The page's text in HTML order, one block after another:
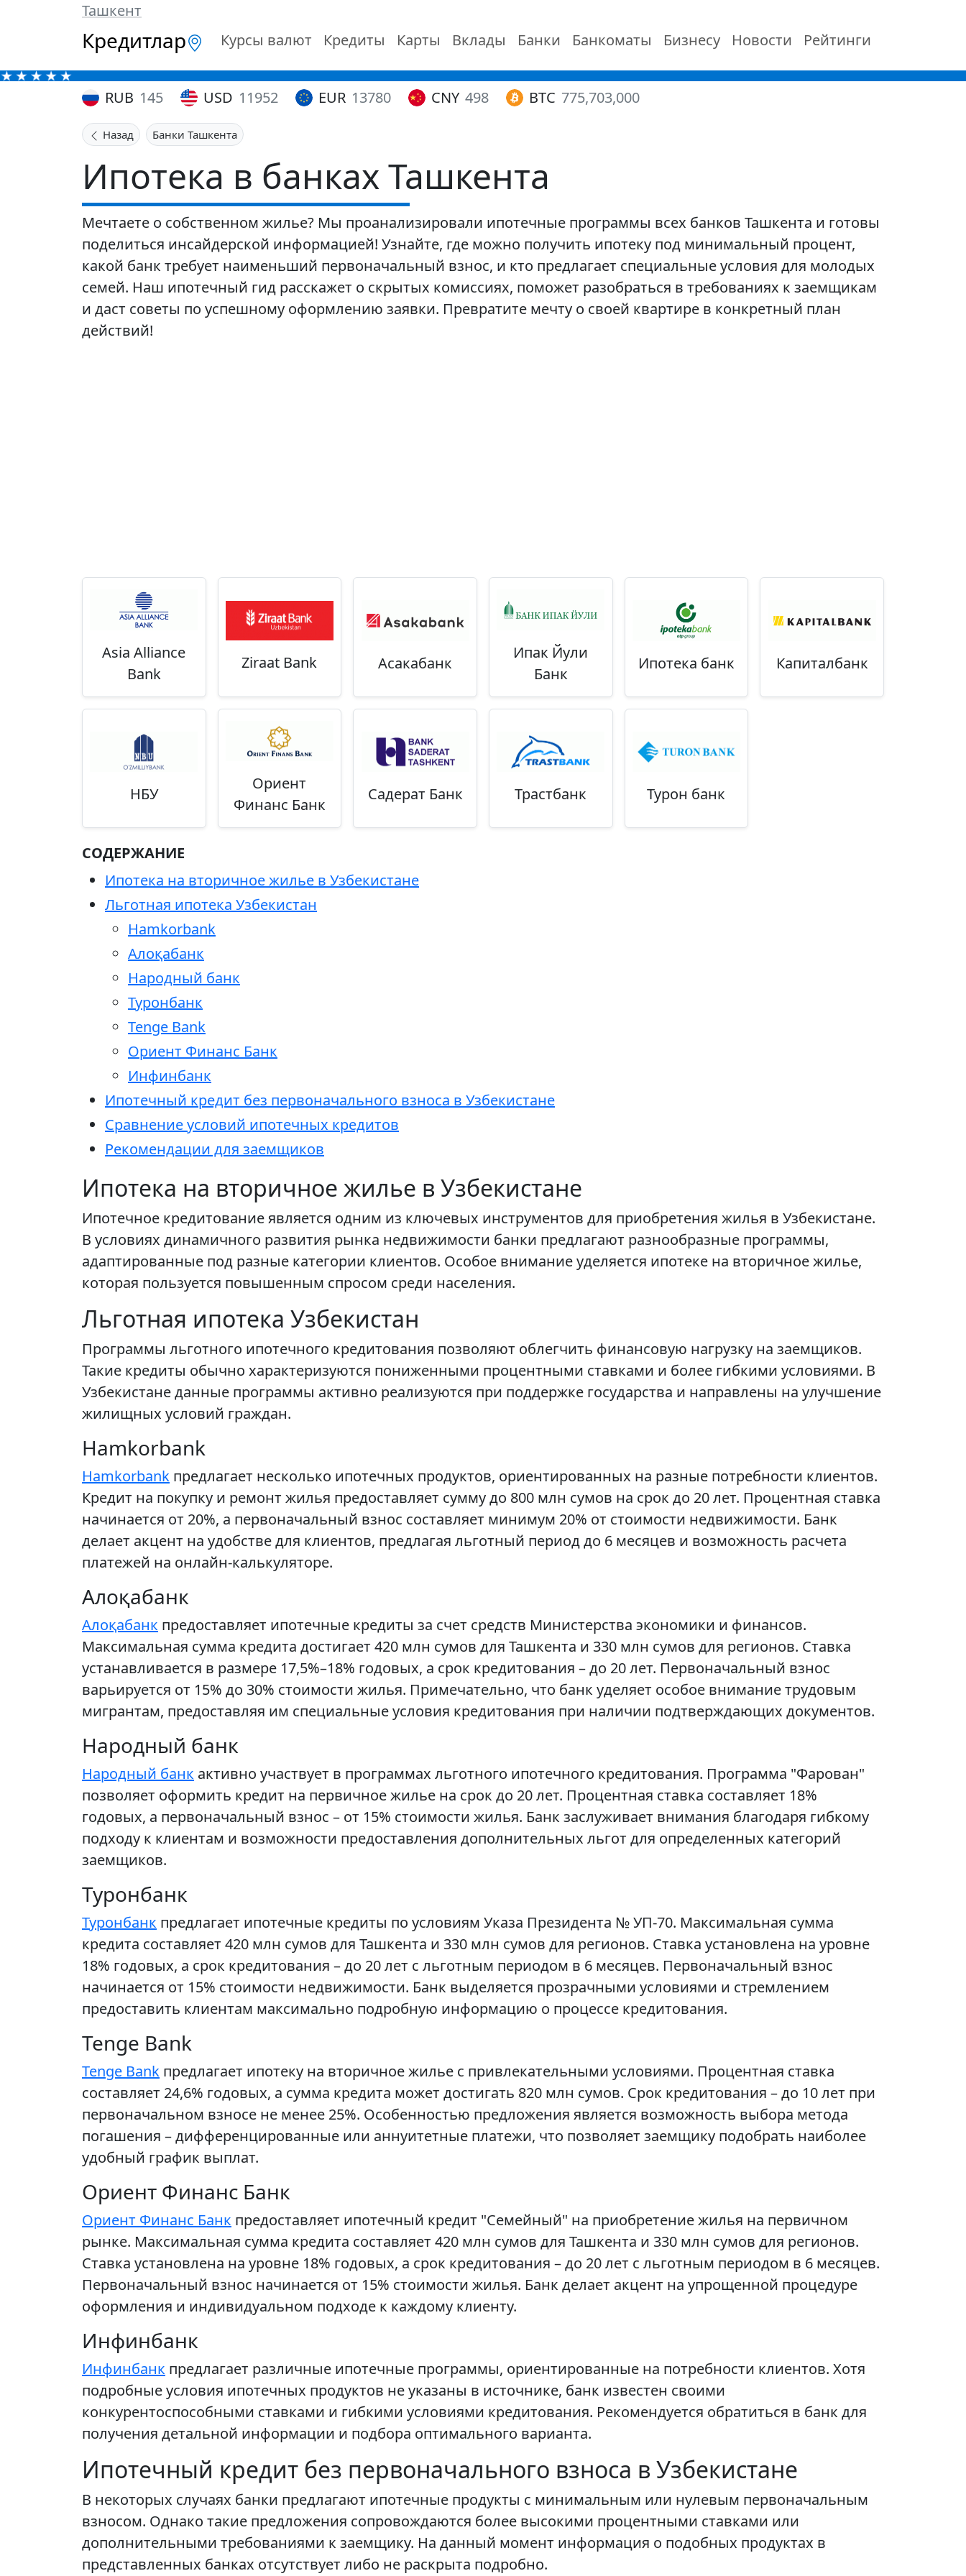
Ташкент
Кредитлар Курсы валют Кредиты Карты Вклады Банки Банкоматы Бизнесу Новости Рейтинги
RUB 145 USD 11952 EUR 13780 CNY 498 BTC 775,703,000
Назад Банки Ташкента
Ипотека в банках Ташкента
Мечтаете о собственном жилье? Мы проанализировали ипотечные программы всех банков Ташкента и готовы
поделиться инсайдерской информацией! Узнайте, где можно получить ипотеку под минимальный процент,
какой банк требует наименьший первоначальный взнос, и кто предлагает специальные условия для молодых
семей. Наш ипотечный гид расскажет о скрытых комиссиях, поможет разобраться в требованиях к заемщикам
и даст советы по успешному оформлению заявки. Превратите мечту о своей квартире в конкретный план
действий!
Asia Alliance
Bank
Ziraat Bank Асакабанк
Ипак Йули
Банк
Ипотека банк Капиталбанк
НБУ
Ориент
Финанс Банк
Садерат Банк Трастбанк Турон банк
СОДЕРЖАНИЕ
Ипотека на вторичное жилье в Узбекистане
Льготная ипотека Узбекистан
Hamkorbank
Алоқабанк
Народный банк
Туронбанк
Tenge Bank
Ориент Финанс Банк
Инфинбанк
Ипотечный кредит без первоначального взноса в Узбекистане
Сравнение условий ипотечных кредитов
Рекомендации для заемщиков
Ипотека на вторичное жилье в Узбекистане
Ипотечное кредитование является одним из ключевых инструментов для приобретения жилья в Узбекистане.
В условиях динамичного развития рынка недвижимости банки предлагают разнообразные программы,
адаптированные под разные категории клиентов. Особое внимание уделяется ипотеке на вторичное жилье,
которая пользуется повышенным спросом среди населения.
Льготная ипотека Узбекистан
Программы льготного ипотечного кредитования позволяют облегчить финансовую нагрузку на заемщиков.
Такие кредиты обычно характеризуются пониженными процентными ставками и более гибкими условиями. В
Узбекистане данные программы активно реализуются при поддержке государства и направлены на улучшение
жилищных условий граждан.
Hamkorbank
Hamkorbank предлагает несколько ипотечных продуктов, ориентированных на разные потребности клиентов.
Кредит на покупку и ремонт жилья предоставляет сумму до 800 млн сумов на срок до 20 лет. Процентная ставка
начинается от 20%, а первоначальный взнос составляет минимум 20% от стоимости недвижимости. Банк
делает акцент на удобстве для клиентов, предлагая льготный период до 6 месяцев и возможность расчета
платежей на онлайн-калькуляторе.
Алоқабанк
Алоқабанк предоставляет ипотечные кредиты за счет средств Министерства экономики и финансов.
Максимальная сумма кредита достигает 420 млн сумов для Ташкента и 330 млн сумов для регионов. Ставка
устанавливается в размере 17,5%–18% годовых, а срок кредитования – до 20 лет. Первоначальный взнос
варьируется от 15% до 30% стоимости жилья. Примечательно, что банк уделяет особое внимание трудовым
мигрантам, предоставляя им специальные условия кредитования при наличии подтверждающих документов.
Народный банк
Народный банк активно участвует в программах льготного ипотечного кредитования. Программа "Фарован"
позволяет оформить кредит на первичное жилье на срок до 20 лет. Процентная ставка составляет 18%
годовых, а первоначальный взнос – от 15% стоимости жилья. Банк заслуживает внимания благодаря гибкому
подходу к клиентам и возможности предоставления дополнительных льгот для определенных категорий
заемщиков.
Туронбанк
Туронбанк предлагает ипотечные кредиты по условиям Указа Президента № УП-70. Максимальная сумма
кредита составляет 420 млн сумов для Ташкента и 330 млн сумов для регионов. Ставка установлена на уровне
18% годовых, а срок кредитования – до 20 лет с льготным периодом в 6 месяцев. Первоначальный взнос
начинается от 15% стоимости недвижимости. Банк выделяется прозрачными условиями и стремлением
предоставить клиентам максимально подробную информацию о процессе кредитования.
Tenge Bank
Tenge Bank предлагает ипотеку на вторичное жилье с привлекательными условиями. Процентная ставка
составляет 24,6% годовых, а сумма кредита может достигать 820 млн сумов. Срок кредитования – до 10 лет при
первоначальном взносе не менее 25%. Особенностью предложения является возможность выбора метода
погашения – дифференцированные или аннуитетные платежи, что позволяет заемщику подобрать наиболее
удобный график выплат.
Ориент Финанс Банк
Ориент Финанс Банк предоставляет ипотечный кредит "Семейный" на приобретение жилья на первичном
рынке. Максимальная сумма кредита составляет 420 млн сумов для Ташкента и 330 млн сумов для регионов.
Ставка установлена на уровне 18% годовых, а срок кредитования – до 20 лет с льготным периодом в 6 месяцев.
Первоначальный взнос начинается от 15% стоимости жилья. Банк делает акцент на упрощенной процедуре
оформления и индивидуальном подходе к каждому клиенту.
Инфинбанк
Инфинбанк предлагает различные ипотечные программы, ориентированные на потребности клиентов. Хотя
подробные условия ипотечных продуктов не указаны в источнике, банк известен своими
конкурентоспособными ставками и гибкими условиями кредитования. Рекомендуется обратиться в банк для
получения детальной информации и подбора оптимального варианта.
Ипотечный кредит без первоначального взноса в Узбекистане
В некоторых случаях банки предлагают ипотечные продукты с минимальным или нулевым первоначальным
взносом. Однако такие предложения сопровождаются более высокими процентными ставками или
дополнительными требованиями к заемщику. На данный момент информация о подобных продуктах в
представленных банках отсутствует либо не раскрыта подробно.